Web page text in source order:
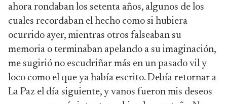
ahora rondaban los setenta años, algunos de los
cuales recordaban el hecho como si hubiera
ocurrido ayer, mientras otros falseaban su
memoria o terminaban apelando a su imaginación,
me sugirió no escudriñar más en un pasado vil y
loco como el que ya había escrito. Debía retornar a
La Paz el día siguiente, y vanos fueron mis deseos